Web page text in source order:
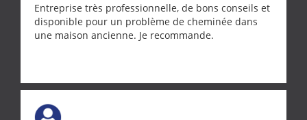
Entreprise très professionnelle, de bons conseils et
disponible pour un problème de cheminée dans
une maison ancienne. Je recommande.